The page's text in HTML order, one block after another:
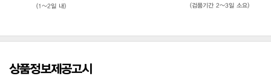
(1~2일 내)
(검품기간 2~3일 소요)
상품정보제공고시